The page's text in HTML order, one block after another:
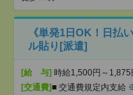
《単発1日OK！日払
ル貼り[派遣]
[給 与] 時給1,500円～1,875
[交通費]■ 交通費規定内支給